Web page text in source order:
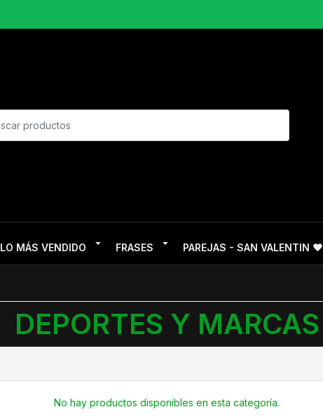
LO MÁS VENDIDO FRASES PAREJAS - SAN VALENTIN ❤
DEPORTES Y MARCAS
No hay productos disponibles en esta categoría.